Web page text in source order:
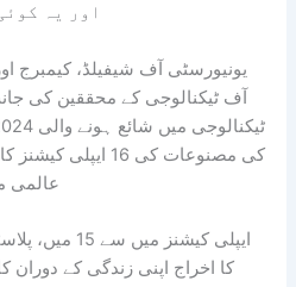
اور یہ
یونیورسٹی آف شیفیلڈ، کیمبرج
آف ٹیکنالوجی کے محققین کی
کی مصنوعات کی 16
عالمی